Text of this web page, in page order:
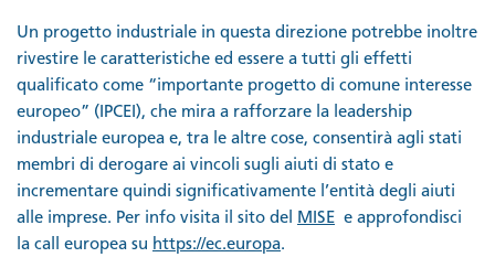
Un progetto industriale in questa direzione potrebbe inoltre
rivestire le caratteristiche ed essere a tutti gli effetti
qualificato come “importante progetto di comune interesse
europeo” (IPCEI), che mira a rafforzare la leadership
industriale europea e, tra le altre cose, consentirà agli stati
membri di derogare ai vincoli sugli aiuti di stato e
incrementare quindi significativamente l’entità degli aiuti
alle imprese. Per info visita il sito del MISE e approfondisci
la call europea su https://ec.europa.